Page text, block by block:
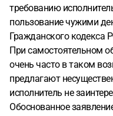
требованию
пользование чужими
Гражданского кодекса
При самостоятельном
очень часто в таком
предлагают
исполнитель не
Обоснованное